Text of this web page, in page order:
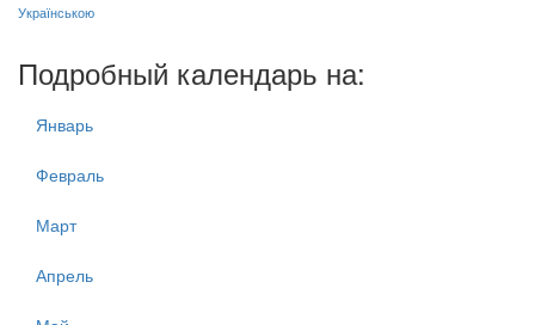
Українською
Подробный календарь на:
Январь
Февраль
Март
Апрель